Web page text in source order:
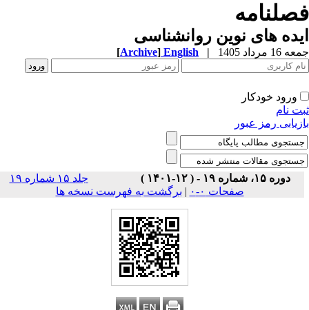
های نوین روانشناسی
مرداد 1405 |
English
[Archive]
ورود خودکار
نام
رمز عبور
دوره ۱۵، شماره ۱۹ - ( ۱۲-۱۴۰۱ )
جلد ۱۵ شماره ۱۹
صفحات ۰-۰
| برگشت به فهرست نسخه ها